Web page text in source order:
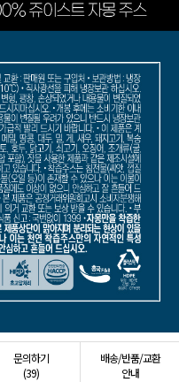
문의하기
(39)
배송/반품/교환
안내